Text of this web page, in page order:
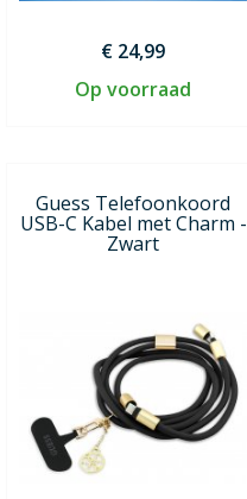
€ 24,99
Op voorraad
Guess Telefoonkoord
USB-C Kabel met Charm -
Zwart